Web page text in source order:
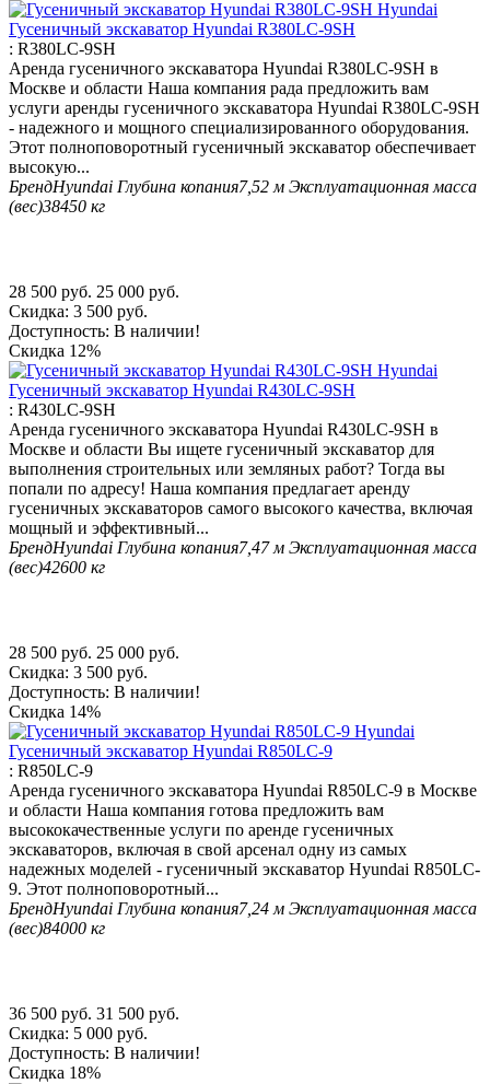
Гусеничный экскаватор Hyundai R380LC-9SH
: R380LC-9SH
Аренда гусеничного экскаватора Hyundai R380LC-9SH в
Москве и области Наша компания рада предложить вам
услуги аренды гусеничного экскаватора Hyundai R380LC-9SH
- надежного и мощного специализированного оборудования.
Этот полноповоротный гусеничный экскаватор обеспечивает
высокую...
БрендHyundai Глубина копания7,52 м Эксплуатационная масса
(вес)38450 кг
28 500 руб. 25 000 руб.
Скидка: 3 500 руб.
Доступность: В наличии!
Скидка 12%
Гусеничный экскаватор Hyundai R430LC-9SH
: R430LC-9SH
Аренда гусеничного экскаватора Hyundai R430LC-9SH в
Москве и области Вы ищете гусеничный экскаватор для
выполнения строительных или земляных работ? Тогда вы
попали по адресу! Наша компания предлагает аренду
гусеничных экскаваторов самого высокого качества, включая
мощный и эффективный...
БрендHyundai Глубина копания7,47 м Эксплуатационная масса
(вес)42600 кг
28 500 руб. 25 000 руб.
Скидка: 3 500 руб.
Доступность: В наличии!
Скидка 14%
Гусеничный экскаватор Hyundai R850LC-9
: R850LC-9
Аренда гусеничного экскаватора Hyundai R850LC-9 в Москве
и области Наша компания готова предложить вам
высококачественные услуги по аренде гусеничных
экскаваторов, включая в свой арсенал одну из самых
надежных моделей - гусеничный экскаватор Hyundai R850LC-
9. Этот полноповоротный...
БрендHyundai Глубина копания7,24 м Эксплуатационная масса
(вес)84000 кг
36 500 руб. 31 500 руб.
Скидка: 5 000 руб.
Доступность: В наличии!
Скидка 18%